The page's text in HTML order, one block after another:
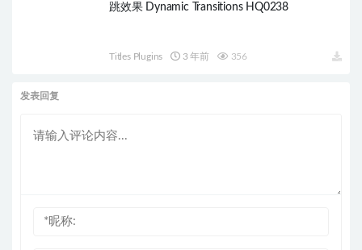
跳效果 Dynamic Transitions HQ0238
Titles Plugins 3 年前 356
发表回复